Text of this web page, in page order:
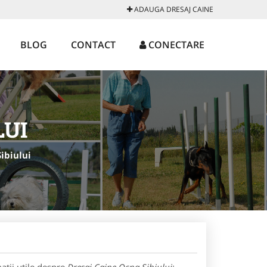
ADAUGA DRESAJ CAINE
BLOG CONTACT CONECTARE